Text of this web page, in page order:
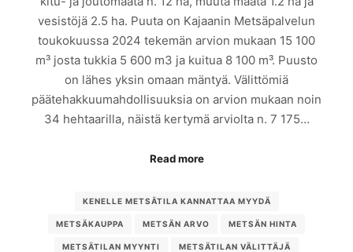
vesistöjä 2.5 ha. Puuta on Kajaanin Metsäpalvelun
toukokuussa 2024 tekemän arvion mukaan 15 100
m³ josta tukkia 5 600 m3 ja kuitua 8 100 m³. Puusto
on lähes yksin omaan mäntyä. Välittömiä
päätehakkuumahdollisuuksia on arvion mukaan noin
34 hehtaarilla, näistä kertymä arviolta n. 7 175…
Read more
KENELLE METSÄTILA KANNATTAA MYYDÄ
METSÄKAUPPA METSÄN ARVO METSÄN HINTA
METSÄTILAN MYYNTI METSÄTILAN VÄLITTÄJÄ